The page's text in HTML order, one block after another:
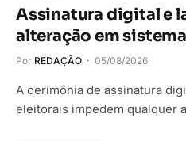
Assinatura digital e
alteração em
Por REDAÇÃO 05/08/2026
A cerimônia de assinatura
eleitorais impedem qualquer